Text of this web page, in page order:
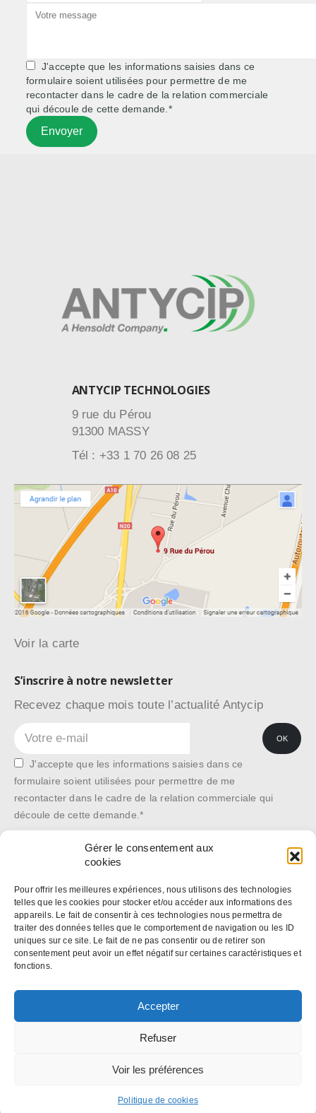
Gérer le consentement aux
cookies
Pour offrir les meilleures expériences, nous utilisons des technologies
telles que les cookies pour stocker et/ou accéder aux informations des
appareils. Le fait de consentir à ces technologies nous permettra de
traiter des données telles que le comportement de navigation ou les ID
uniques sur ce site. Le fait de ne pas consentir ou de retirer son
consentement peut avoir un effet négatif sur certaines caractéristiques et
fonctions.
Accepter
Refuser
Voir les préférences
Politique de cookies
J'accepte que les informations saisies dans ce
formulaire soient utilisées pour permettre de me
recontacter dans le cadre de la relation commerciale
qui découle de cette demande.*
ANTYCIP TECHNOLOGIES
9 rue du Pérou
91300 MASSY
Tél : +33 1 70 26 08 25
Voir la carte
S’inscrire à notre newsletter
Recevez chaque mois toute l’actualité Antycip
J'accepte que les informations saisies dans ce
formulaire soient utilisées pour permettre de me
recontacter dans le cadre de la relation commerciale qui
découle de cette demande.*
*Les données recueillies sont conservées dans la plus stricte
confidentialité, et pour le seul usage de notre société. Elles ne sont
communiquées à aucune autre structure. En application des articles 27
et 34 de la loi « Informatique et libertés » n° 78-17 du 6 janvier 1978,
vous disposez d’un droit de modification ou de suppression de ces
données. Si vous souhaitez exercer ce droit, contactez-nous :
Protection des données personnelles / Politique